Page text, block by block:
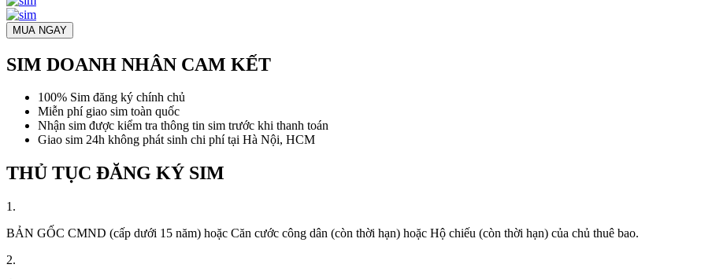
MUA NGAY
SIM DOANH NHÂN CAM KẾT
100% Sim đăng ký chính chủ
Miễn phí giao sim toàn quốc
Nhận sim được kiểm tra thông tin sim trước khi thanh toán
Giao sim 24h không phát sinh chi phí tại Hà Nội, HCM
THỦ TỤC ĐĂNG KÝ SIM
1.
BẢN GỐC CMND (cấp dưới 15 năm) hoặc Căn cước công dân (còn thời hạn) hoặc Hộ chiếu (còn thời hạn) của chủ thuê bao.
2.